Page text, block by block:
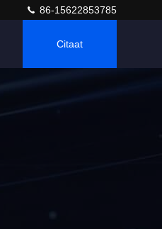
86-15622853785
Citaat